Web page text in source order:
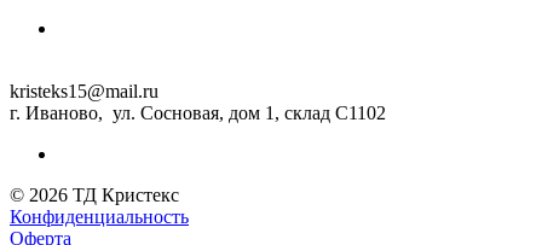
kristeks15@mail.ru
г. Иваново, ул. Сосновая, дом 1, склад С1102
© 2026 ТД Кристекс
Конфиденциальность
Оферта